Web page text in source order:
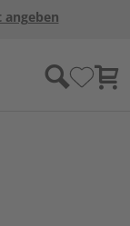
angeben